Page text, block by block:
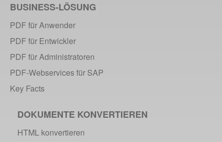
BUSINESS-LÖSUNG
PDF für Anwender
PDF für Entwickler
PDF für Administratoren
PDF-Webservices für SAP
Key Facts
DOKUMENTE KONVERTIEREN
HTML konvertieren